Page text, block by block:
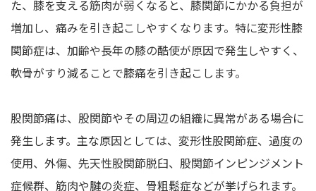
た、膝を支える筋肉が弱くなると、膝関節にかかる負担が
増加し、痛みを引き起こしやすくなります。特に変形性膝
関節症は、加齢や長年の膝の酷使が原因で発生しやすく、
軟骨がすり減ることで膝痛を引き起こします。
股関節痛は、股関節やその周辺の組織に異常がある場合に
発生します。主な原因としては、変形性股関節症、過度の
使用、外傷、先天性股関節脱臼、股関節インピンジメント
症候群、筋肉や腱の炎症、骨粗鬆症などが挙げられます。